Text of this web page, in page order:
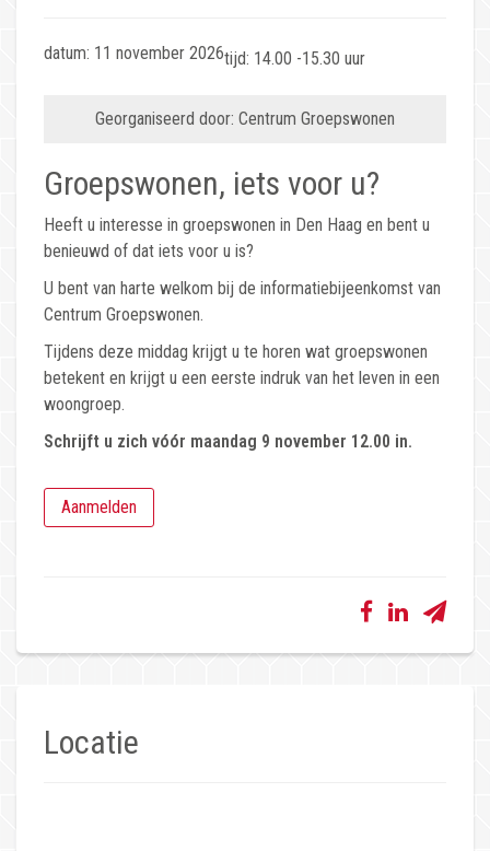
datum: 11 november 2026tijd: 14.00 -15.30 uur
Georganiseerd door: Centrum Groepswonen
Groepswonen, iets voor u?
Heeft u interesse in groepswonen in Den Haag en bent u
benieuwd of dat iets voor u is?
U bent van harte welkom bij de informatiebijeenkomst van
Centrum Groepswonen.
Tijdens deze middag krijgt u te horen wat groepswonen
betekent en krijgt u een eerste indruk van het leven in een
woongroep.
Schrijft u zich vóór maandag 9 november 12.00 in.
Aanmelden
Locatie